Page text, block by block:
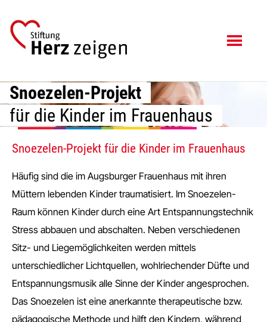
Inhalt
springen
Fußzeile
springen
Snoezelen-Projekt
für die Kinder im Frauenhaus
Snoezelen-Projekt für die Kinder im Frauenhaus
Häufig sind die im Augsburger Frauenhaus mit ihren
Müttern lebenden Kinder traumatisiert. Im Snoezelen-
Raum können Kinder durch eine Art Entspannungstechnik
Stress abbauen und abschalten. Neben verschiedenen
Sitz- und Liegemöglichkeiten werden mittels
unterschiedlicher Lichtquellen, wohlriechender Düfte und
Entspannungsmusik alle Sinne der Kinder angesprochen.
Das Snoezelen ist eine anerkannte therapeutische bzw.
pädagogische Methode und hilft den Kindern, während